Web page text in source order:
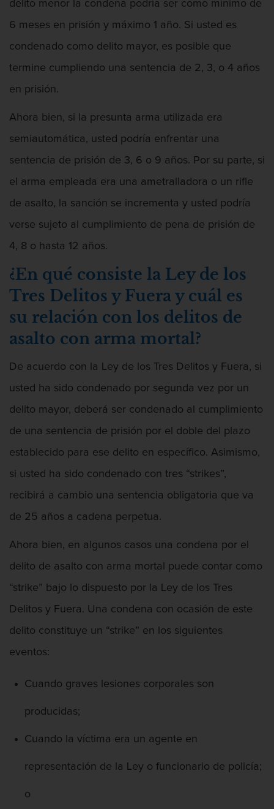
delito menor la condena podría ser como mínimo de
6 meses en prisión y máximo 1 año. Si usted es
condenado como delito mayor, es posible que
termine cumpliendo una sentencia de 2, 3, o 4 años
en prisión.
Ahora bien, si la presunta arma utilizada era
semiautomática, usted podría enfrentar una
sentencia de prisión de 3, 6 o 9 años. Por su parte, si
el arma empleada era una ametralladora o un rifle
de asalto, la sanción se incrementa y usted podría
verse sujeto al cumplimiento de pena de prisión de
4, 8 o hasta 12 años.
¿En qué consiste la Ley de los
Tres Delitos y Fuera y cuál es
su relación con los delitos de
asalto con arma mortal?
De acuerdo con la Ley de los Tres Delitos y Fuera, si
usted ha sido condenado por segunda vez por un
delito mayor, deberá ser condenado al cumplimiento
de una sentencia de prisión por el doble del plazo
establecido para ese delito en específico. Asimismo,
si usted ha sido condenado con tres “strikes”,
recibirá a cambio una sentencia obligatoria que va
de 25 años a cadena perpetua.
Ahora bien, en algunos casos una condena por el
delito de asalto con arma mortal puede contar como
“strike” bajo lo dispuesto por la Ley de los Tres
Delitos y Fuera. Una condena con ocasión de este
delito constituye un “strike” en los siguientes
eventos:
Cuando graves lesiones corporales son
producidas;
Cuando la víctima era un agente en
representación de la Ley o funcionario de policía;
o
Abogado Federal De Delitos De Drogas